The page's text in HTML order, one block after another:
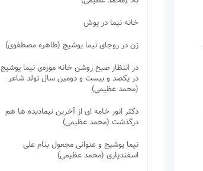
خانه نیما در یوش
زن در روجای نیما یوشیج (طاهره مصطفوی)
در انتظار صبح روشن خانه موزه‌ی نیما یوشیج
در یکصد و بیست و دومین سال تولد شاعر
(محمد عظیمی)
دکتر انور خامه ای از آخرین نیمادیده ها هم
درگذشت (محمد عظیمی)
نیما یوشیج و عنوانی مجعول بنام علی
اسفندیاری (محمد عظیمی)